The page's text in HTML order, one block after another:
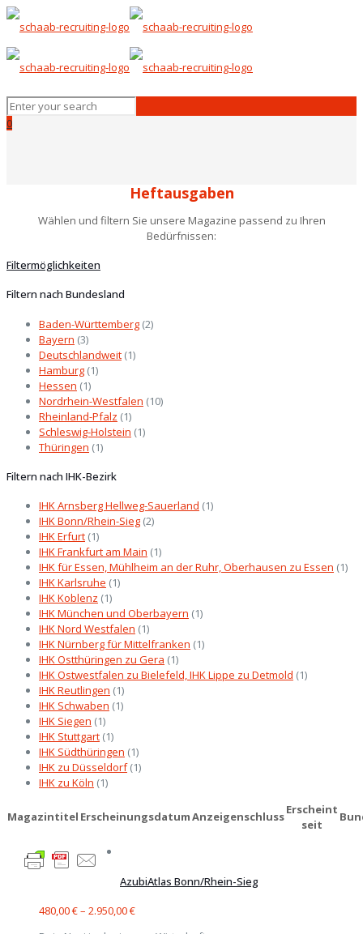
0
Heftausgaben
Wählen und filtern Sie unsere Magazine passend zu Ihren
Bedürfnissen:
Filtermöglichkeiten
Filtern nach Bundesland
Baden-Württemberg (2)
Bayern (3)
Deutschlandweit (1)
Hamburg (1)
Hessen (1)
Nordrhein-Westfalen (10)
Rheinland-Pfalz (1)
Schleswig-Holstein (1)
Thüringen (1)
Filtern nach IHK-Bezirk
IHK Arnsberg Hellweg-Sauerland (1)
IHK Bonn/Rhein-Sieg (2)
IHK Erfurt (1)
IHK Frankfurt am Main (1)
IHK für Essen, Mühlheim an der Ruhr, Oberhausen zu Essen (1)
IHK Karlsruhe (1)
IHK Koblenz (1)
IHK München und Oberbayern (1)
IHK Nord Westfalen (1)
IHK Nürnberg für Mittelfranken (1)
IHK Ostthüringen zu Gera (1)
IHK Ostwestfalen zu Bielefeld, IHK Lippe zu Detmold (1)
IHK Reutlingen (1)
IHK Schwaben (1)
IHK Siegen (1)
IHK Stuttgart (1)
IHK Südthüringen (1)
IHK zu Düsseldorf (1)
IHK zu Köln (1)
Magazintitel ErscheinungsdatumAnzeigenschlussErscheint
seit
AzubiAtlas Bonn/Rhein-Sieg
480,00€– 2.950,00€